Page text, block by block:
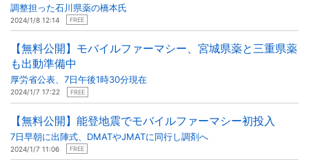
調整担った石川県薬の橋本氏
2024/1/8 12:14 FREE
【無料公開】モバイルファーマシー、宮城県薬と三重県薬
も出動準備中
厚労省公表、7日午後1時30分現在
2024/1/7 17:22 FREE
【無料公開】能登地震でモバイルファーマシー初投入
7日早朝に出陣式、DMATやJMATに同行し調剤へ
2024/1/7 11:06 FREE